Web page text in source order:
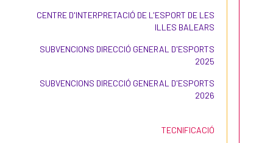
CENTRE D'INTERPRETACIÓ DE L'ESPORT DE LES
ILLES BALEARS
SUBVENCIONS DIRECCIÓ GENERAL D'ESPORTS
2025
SUBVENCIONS DIRECCIÓ GENERAL D'ESPORTS
2026
TECNIFICACIÓ